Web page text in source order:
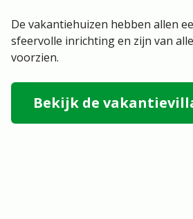
De vakantiehuizen hebben allen
sfeervolle inrichting en zijn van
voorzien.
Bekijk de